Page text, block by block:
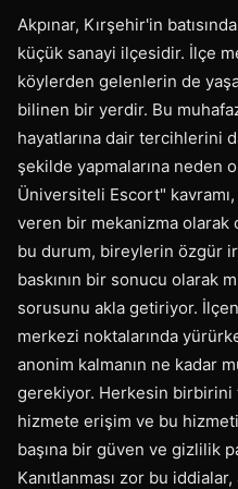
Akpınar, Kırşehir'in
küçük sanayi ilçesidir. İlçe
köylerden gelenlerin de
bilinen bir yerdir. Bu
hayatlarına dair tercihlerini
şekilde yapmalarına neden
Üniversiteli Escort"
veren bir mekanizma olarak
bu durum, bireylerin özgür
baskının bir sonucu olarak
sorusunu akla getiriyor.
merkezi noktalarında
anonim kalmanın ne kadar
gerekiyor. Herkesin birbirini
hizmete erişim ve bu
başına bir güven ve gizlilik
Kanıtlanması zor bu